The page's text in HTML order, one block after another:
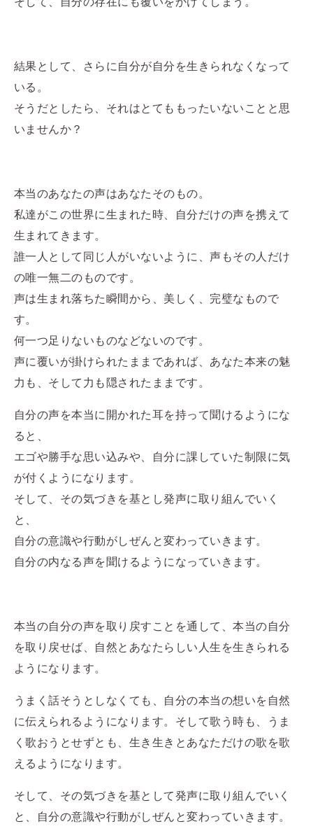
結果として、さらに自分が自分を生きられなくなって
いる。
そうだとしたら、それはとてももったいないことと思
いませんか？
本当のあなたの声はあなたそのもの。
私達がこの世界に生まれた時、自分だけの声を携えて
生まれてきます。
誰一人として同じ人がいないように、声もその人だけ
の唯一無二のものです。
声は生まれ落ちた瞬間から、美しく、完璧なもので
す。
何一つ足りないものなどないのです。
声に覆いが掛けられたままであれば、あなた本来の魅
力も、そして力も隠されたままです。
自分の声を本当に開かれた耳を持って聞けるようにな
ると、
エゴや勝手な思い込みや、自分に課していた制限に気
が付くようになります。
そして、その気づきを基とし発声に取り組んでいく
と、
自分の意識や行動がしぜんと変わっていきます。
自分の内なる声を聞けるようになっていきます。
本当の自分の声を取り戻すことを通して、本当の自分
を取り戻せば、自然とあなたらしい人生を生きられる
ようになります。
うまく話そうとしなくても、自分の本当の想いを自然
に伝えられるようになります。そして歌う時も、うま
く歌おうとせずとも、生き生きとあなただけの歌を歌
えるようになります。
そして、その気づきを基として発声に取り組んでいく
と、自分の意識や行動がしぜんと変わっていきます。